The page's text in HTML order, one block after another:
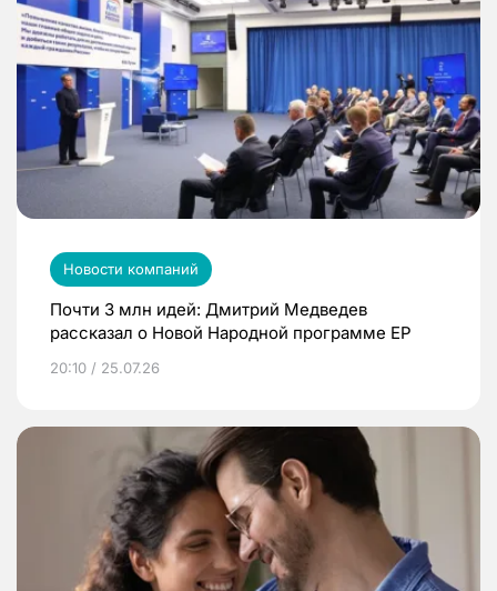
Новости компаний
Почти 3 млн идей: Дмитрий Медведев
рассказал о Новой Народной программе ЕР
20:10 / 25.07.26